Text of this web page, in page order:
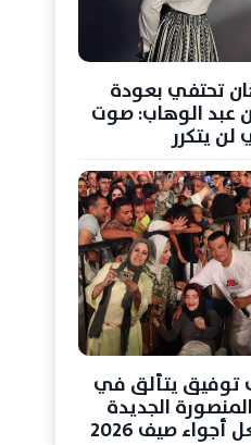
تحتفي بعودة
عبد الوهاب: صوت
يتكرر
توفيق يتألق في
الجديدة
صيف 2026